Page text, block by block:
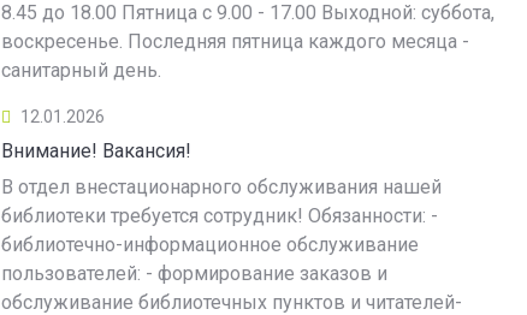
8.45 до 18.00 Пятница с 9.00 - 17.00 Выходной: суббота,
воскресенье. Последняя пятница каждого месяца -
санитарный день.
12.01.2026
Внимание! Вакансия!
В отдел внестационарного обслуживания нашей
библиотеки требуется сотрудник! Обязанности: -
библиотечно-информационное обслуживание
пользователей: - формирование заказов и
обслуживание библиотечных пунктов и читателей-